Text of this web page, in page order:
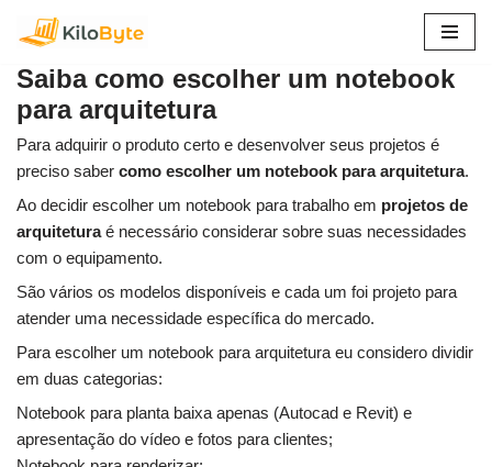
para
o
conteúdo
Saiba como escolher um notebook
para arquitetura
Para adquirir o produto certo e desenvolver seus projetos é
preciso saber como escolher um notebook para arquitetura.
Ao decidir escolher um notebook para trabalho em projetos de
arquiteturaé necessário considerar sobre suas necessidades
com o equipamento.
São vários os modelos disponíveis e cada um foi projeto para
atender uma necessidade específica do mercado.
Para escolher um notebook para arquitetura eu considero dividir
em duas categorias:
Notebook para planta baixa apenas (Autocad e Revit) e
apresentação do vídeo e fotos para clientes;